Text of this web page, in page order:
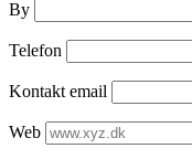
By
Telefon
Kontakt email
Web